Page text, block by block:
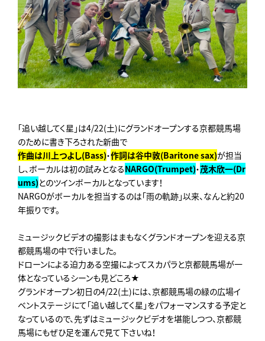
「追い越してく星」は4/22(土)にグランドオープンする京都競馬場
のために書き下ろされた新曲で
作曲は川上つよし(Bass)・作詞は谷中敦(Baritone sax)が担当
し、ボーカルは初の試みとなるNARGO(Trumpet)・茂木欣一(Dr
ums)とのツインボーカルとなっています！
NARGOがボーカルを担当するのは「雨の軌跡」以来、なんと約20
年振りです。
ミュージックビデオの撮影はまもなくグランドオープンを迎える京
都競馬場の中で行いました。
ドローンによる迫力ある空撮によってスカパラと京都競馬場が一
体となっているシーンも見どころ★
グランドオープン初日の4/22(土)には、京都競馬場の緑の広場イ
ベントステージにて「追い越してく星」をパフォーマンスする予定と
なっているので、先ずはミュージックビデオを堪能しつつ、京都競
馬場にもぜひ足を運んで見て下さいね！